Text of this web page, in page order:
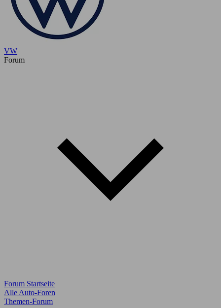
VW
Forum
Forum Startseite
Alle Auto-Foren
Themen-Forum